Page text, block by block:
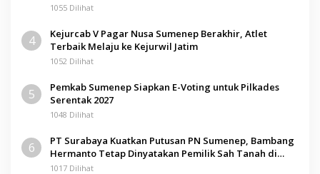
1055 Dilihat
4
Kejurcab V Pagar Nusa Sumenep Berakhir, Atlet
Terbaik Melaju ke Kejurwil Jatim
1052 Dilihat
5
Pemkab Sumenep Siapkan E-Voting untuk Pilkades
Serentak 2027
1048 Dilihat
6
PT Surabaya Kuatkan Putusan PN Sumenep, Bambang
Hermanto Tetap Dinyatakan Pemilik Sah Tanah di
Pamolokan
1017 Dilihat